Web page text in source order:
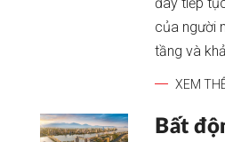
của người
tầng và
XEM
Bất